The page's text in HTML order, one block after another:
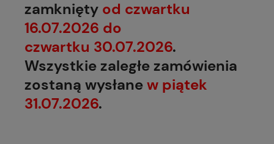
zamknięty od czwartku
16.07.2026 do
czwartku 30.07.2026.
Wszystkie zaległe zamówienia
zostaną wysłanew piątek
31.07.2026.